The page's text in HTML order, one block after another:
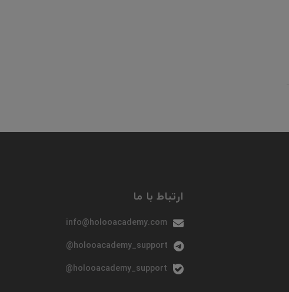
ارتباط با ما
info@holooacademy.com
holooacademy_support@
holooacademy_support@